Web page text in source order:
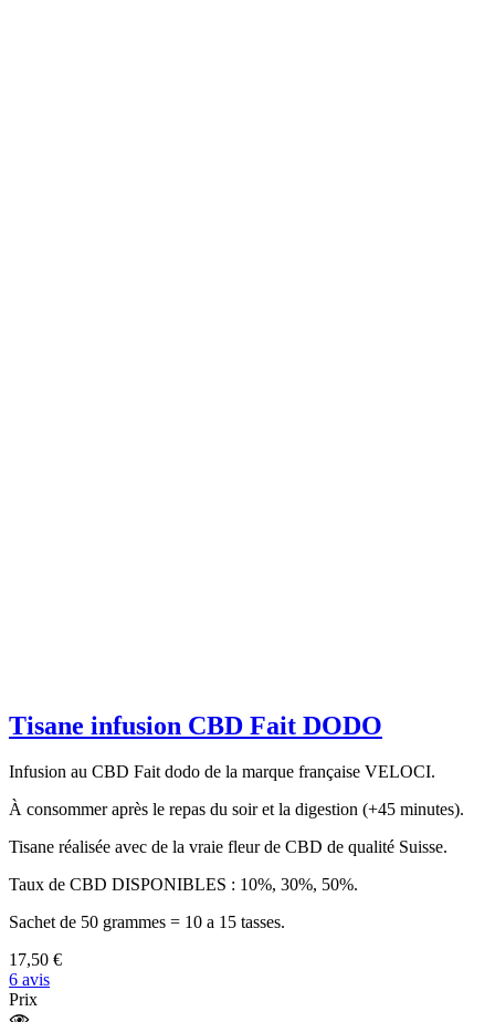
Tisane infusion CBD Fait DODO
Infusion au CBD Fait dodo de la marque française VELOCI.
À consommer après le repas du soir et la digestion (+45 minutes).
Tisane réalisée avec de la vraie fleur de CBD de qualité Suisse.
Taux de CBD DISPONIBLES : 10%, 30%, 50%.
Sachet de 50 grammes = 10 a 15 tasses.
17,50 €
6 avis
Prix